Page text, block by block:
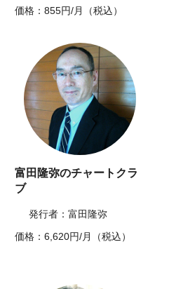
価格：855円/月（税込）
富田隆弥のチャートクラ
ブ
発行者：富田隆弥
価格：6,620円/月（税込）